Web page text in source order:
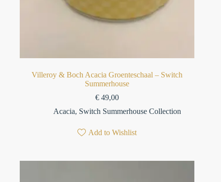
Villeroy & Boch Acacia Groenteschaal – Switch
Summerhouse
€ 49,00
Acacia, Switch Summerhouse Collection
Add to Wishlist